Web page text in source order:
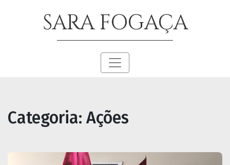
SARA FOGAÇA
Categoria: Ações